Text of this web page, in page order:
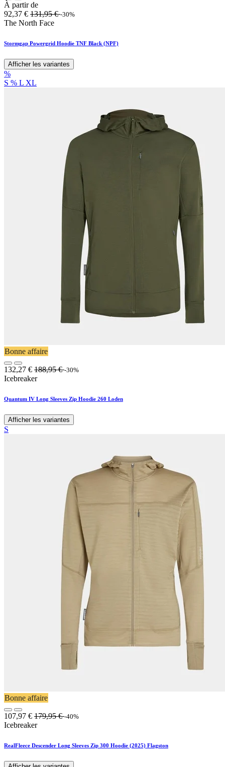
À partir de
92,37 € 131,95€ -30%
The North Face
Stormgap Powergrid Hoodie TNF Black (NPF)
Afficher les variantes
%
S % L XL
Bonne affaire
132,27 € 188,95€ -30%
Icebreaker
Quantum IV Long Sleeves Zip Hoodie 260 Loden
Afficher les variantes
S
Bonne affaire
107,97 € 179,95€ -40%
Icebreaker
RealFleece Descender Long Sleeves Zip 300 Hoodie (2025) Flagston